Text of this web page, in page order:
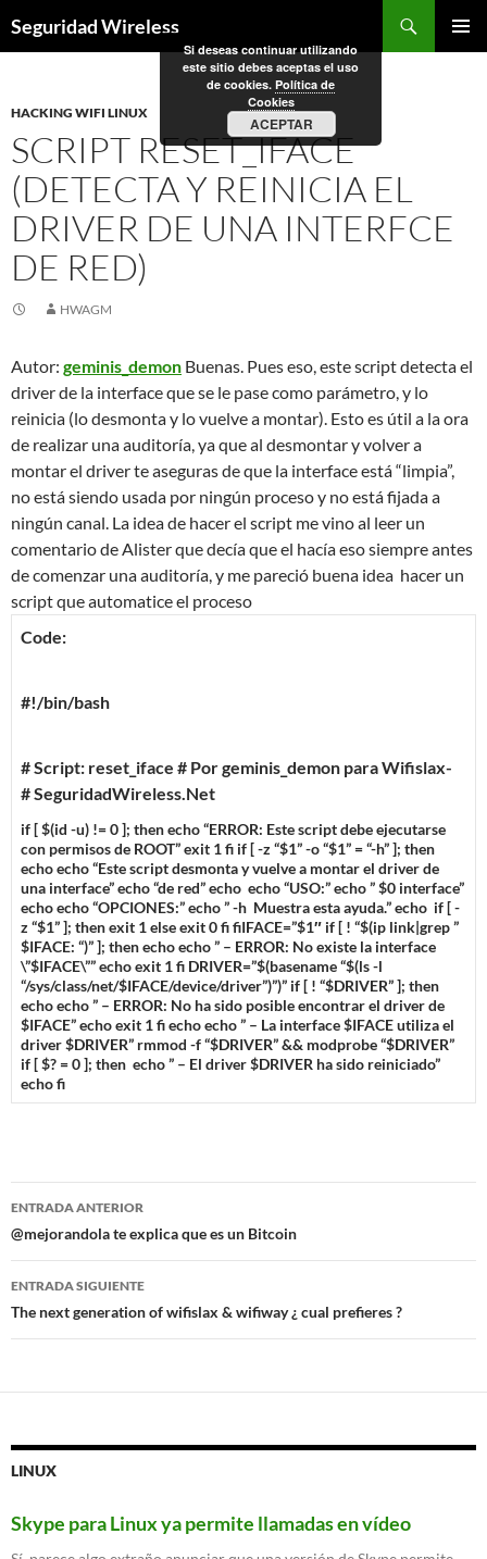
alSeguridad Wireless
HACKING WIFI LINUX
SCRIPT RESET_IFACE
(DETECTA Y REINICIA EL
DRIVER DE UNA INTERFCE
DE RED)
HWAGM
Autor: geminis_demon Buenas. Pues eso, este script detecta el
driver de la interface que se le pase como parámetro, y lo
reinicia (lo desmonta y lo vuelve a montar). Esto es útil a la ora
de realizar una auditoría, ya que al desmontar y volver a
montar el driver te aseguras de que la interface está “limpia”,
no está siendo usada por ningún proceso y no está fijada a
ningún canal. La idea de hacer el script me vino al leer un
comentario de Alister que decía que el hacía eso siempre antes
de comenzar una auditoría, y me pareció buena idea hacer un
script que automatice el proceso
Code:
#!/bin/bash
# Script: reset_iface # Por geminis_demon para Wifislax-
# SeguridadWireless.Net
if [ $(id -u) != 0 ]; thenecho “ERROR: Este script debe ejecutarse
con permisos de ROOT”exit 1fi if [ -z “$1” -o “$1” = “-h” ]; then
echoecho “Este script desmonta y vuelve a montar el driver de
una interface”echo “de red”echo echo “USO:”echo ” $0 interface”
echoecho “OPCIONES:”echo ” -h Muestra esta ayuda.”echo if [ -
z “$1” ]; thenexit 1elseexit 0fifiIFACE=”$1″ if [ ! “$(ip link|grep ”
$IFACE: “)” ]; thenechoecho ” – ERROR: No existe la interface
\”$IFACE\””echoexit 1fi DRIVER=”$(basename “$(ls -l
“/sys/class/net/$IFACE/device/driver”)”)” if [ ! “$DRIVER” ]; then
echoecho ” – ERROR: No ha sido posible encontrar el driver de
$IFACE”echoexit 1fiechoecho ” – La interface $IFACE utiliza el
driver $DRIVER” rmmod -f “$DRIVER” && modprobe “$DRIVER”
if [ $? = 0 ]; then echo ” – El driver $DRIVER ha sido reiniciado”
echofi
Navegación
de
entradas
ENTRADA ANTERIOR
@mejorandola te explica que es un Bitcoin
ENTRADA SIGUIENTE
The next generation of wifislax & wifiway ¿ cual prefieres ?
LINUX
Skype para Linux ya permite llamadas en vídeo
Si deseas continuar utilizando
este sitio debes aceptas el uso
de cookies. Política de
Cookies
ACEPTAR